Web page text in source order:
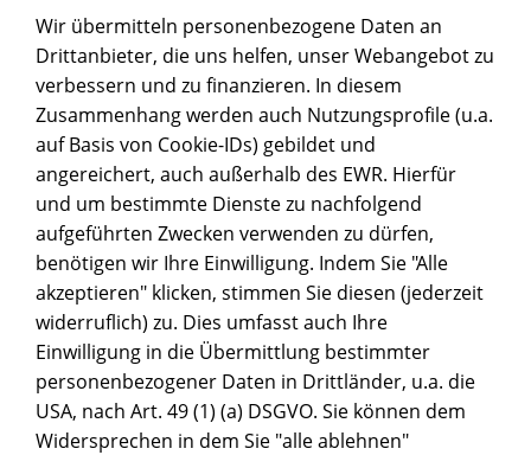
Wir übermitteln personenbezogene Daten an
Drittanbieter, die uns helfen, unser Webangebot zu
verbessern und zu finanzieren. In diesem
Zusammenhang werden auch Nutzungsprofile (u.a.
auf Basis von Cookie-IDs) gebildet und
angereichert, auch außerhalb des EWR. Hierfür
und um bestimmte Dienste zu nachfolgend
aufgeführten Zwecken verwenden zu dürfen,
benötigen wir Ihre Einwilligung. Indem Sie "Alle
akzeptieren" klicken, stimmen Sie diesen (jederzeit
widerruflich) zu. Dies umfasst auch Ihre
Einwilligung in die Übermittlung bestimmter
personenbezogener Daten in Drittländer, u.a. die
USA, nach Art. 49 (1) (a) DSGVO. Sie können dem
Widersprechen in dem Sie "alle ablehnen"